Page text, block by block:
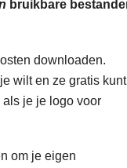
bruikbare
downloaden.
wilt en ze gratis kunt
je je logo voor
om je eigen